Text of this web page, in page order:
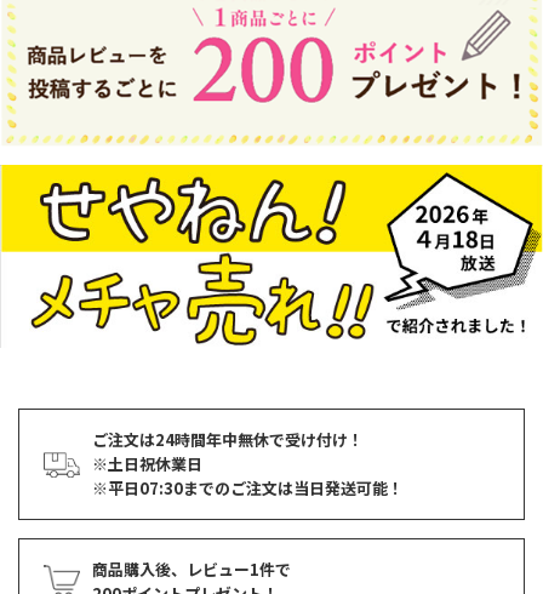
ご注文は24時間年中無休で受け付け！
※土日祝休業日
※平日07:30までのご注文は当日発送可能！
商品購入後、レビュー1件で